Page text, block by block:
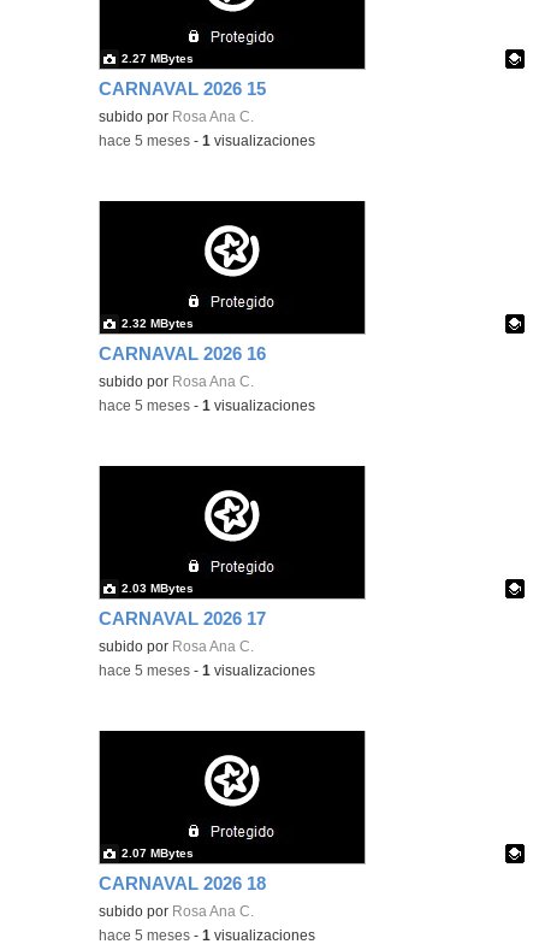
CARNAVAL 2026 15
Contenido educativo.
subido por Rosa Ana C.
2.27 MBytes
-hace 5 meses -1 visualizaciones
CARNAVAL 2026 16
Contenido educativo.
subido por Rosa Ana C.
2.32 MBytes
-hace 5 meses -1 visualizaciones
CARNAVAL 2026 17
Contenido educativo.
subido por Rosa Ana C.
2.03 MBytes
-hace 5 meses -1 visualizaciones
CARNAVAL 2026 18
Contenido educativo.
subido por Rosa Ana C.
2.07 MBytes
-hace 5 meses -1 visualizaciones